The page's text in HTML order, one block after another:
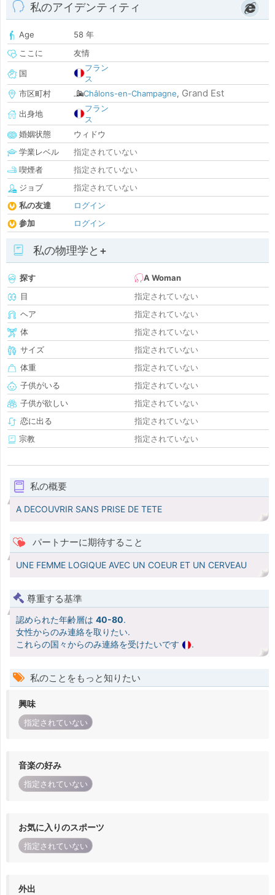
私のアイデンティティ
Age
58 年
ここに
友情
国
フラン
ス
市区町村
Châlons-en-Champagne, Grand Est
出身地
フラン
ス
婚姻状態
ウィドウ
学業レベル
指定されていない
喫煙者
指定されていない
ジョブ
指定されていない
私の友達
ログイン
参加
ログイン
私の物理学と+
探す
A Woman
目
指定されていない
ヘア
指定されていない
体
指定されていない
サイズ
指定されていない
体重
指定されていない
子供がいる
指定されていない
子供が欲しい
指定されていない
恋に出る
指定されていない
宗教
指定されていない
私の概要
A DECOUVRIR SANS PRISE DE TETE
パートナーに期待すること
UNE FEMME LOGIQUE AVEC UN COEUR ET UN CERVEAU
尊重する基準
認められた年齢層は 40-80.
女性からのみ連絡を取りたい.
これらの国々からのみ連絡を受けたいです
.
私のことをもっと知りたい
興味
指定されていない
音楽の好み
指定されていない
お気に入りのスポーツ
指定されていない
外出